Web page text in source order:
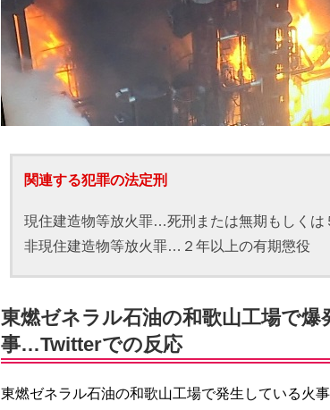
関連する犯罪の法定刑
現住建造物等放火罪…死刑または無期もしくは
非現住建造物等放火罪…２年以上の有期懲役
東燃ゼネラル石油の和歌山工場で爆
事…Twitterでの反応
東燃ゼネラル石油の和歌山工場で発生している火